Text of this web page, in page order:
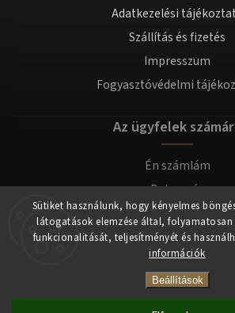
Sütiket használunk, hogy kényelmes
látogatások elemzése által,
funkcionalitását, teljesítményét és
információk
Beállítások
Adatkezelési
Szállítás és fizetés
Impresszum
Fogyasztóvédelmi
Az ügyfelek
Én számlám
Bejegyzés
Bejelentkezés
Copyright 2026tomilla.hu.